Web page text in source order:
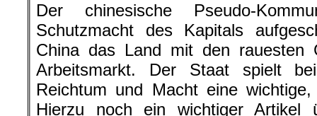
Der chinesische Pseudo-
Schutzmacht des Kapitals
China das Land mit den rauesten
Arbeitsmarkt. Der Staat spielt
Reichtum und Macht eine
Hierzu noch ein wichtiger Artikel